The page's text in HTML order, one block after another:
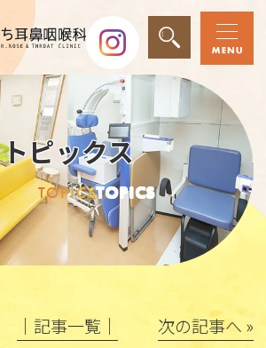
トピックス
TOPICSTOPICS
│記事一覧│ 次の記事へ »